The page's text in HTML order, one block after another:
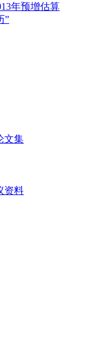
年预增估算
”
文集
资料